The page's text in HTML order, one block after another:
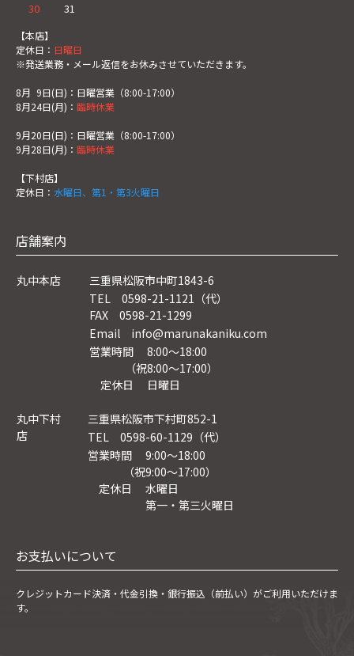
30
31
【本店】
定休日： 日曜日
※発送業務・メール返信をお休みさせていただきます。
8月 9日(日)：日曜営業（8:00-17:00）
8月24日(月)： 臨時休業
9月20日(日)：日曜営業（8:00-17:00）
9月28日(月)： 臨時休業
【下村店】
定休日： 水曜日、第1・第3火曜日
店舗案内
丸中本店
三重県松阪市中町1843-6
TEL 0598-21-1121（代）
FAX 0598-21-1299
Email info@marunakaniku.com
営業時間 8:00～18:00
（祝8:00〜17:00）
定休日 日曜日
丸中下村
店
三重県松阪市下村町852-1
TEL 0598-60-1129（代）
営業時間 9:00～18:00
（祝9:00〜17:00）
定休日 水曜日
第一・第三火曜日
お支払いについて
クレジットカード決済・ 代金引換・銀行振込（前払い）がご利用いただけま
す。